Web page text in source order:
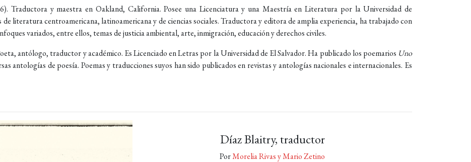
Traductora y maestra en Oakland, California. Posee una Licenciatura y una Maestría en Literatura por la Universidad de
literatura centroamericana, latinoamericana y de ciencias sociales. Traductora y editora de amplia experiencia, ha trabajado con
variados, entre ellos, temas de justicia ambiental, arte, inmigración, educación y derechos civiles.
antólogo, traductor y académico. Es Licenciado en Letras por la Universidad de El Salvador. Ha publicado los poemarios Uno
antologías de poesía. Poemas y traducciones suyos han sido publicados en revistas y antologías nacionales e internacionales. Es
Díaz Blaitry, traductor
PorMorelia Rivas y Mario Zetino